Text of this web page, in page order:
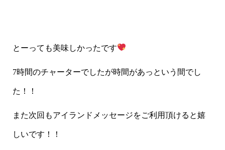
とーっても美味しかったです
7時間のチャーターでしたが時間があっという間でし
た！！
また次回もアイランドメッセージをご利用頂けると嬉
しいです！！